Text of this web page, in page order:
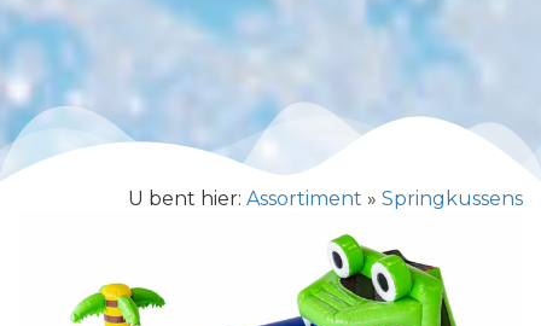
U bent hier: Assortiment » Springkussens